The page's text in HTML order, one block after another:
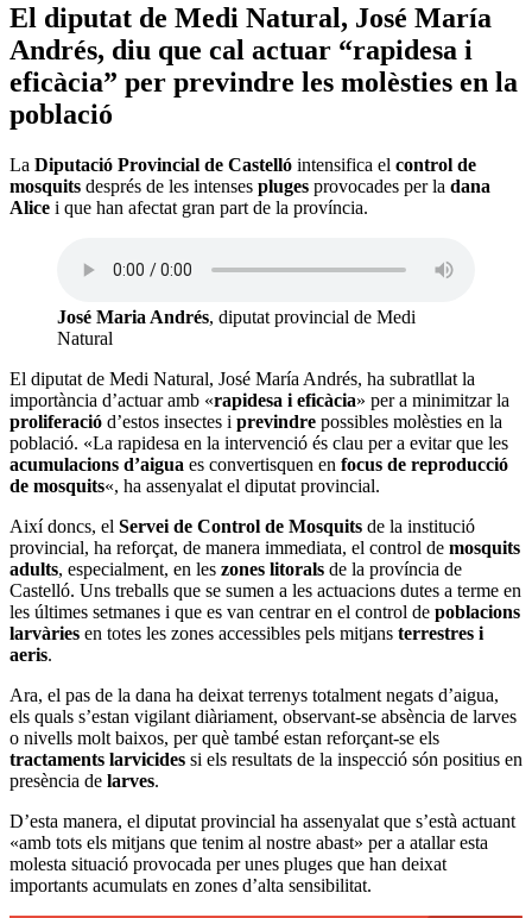
El diputat de Medi Natural, José María
Andrés, diu que cal actuar “rapidesa i
eficàcia” per previndre les molèsties en la
població
La Diputació Provincial de Castelló intensifica el control de
mosquits després de les intenses pluges provocades per la dana
Alice i que han afectat gran part de la província.
José Maria Andrés, diputat provincial de Medi
Natural
El diputat de Medi Natural, José María Andrés, ha subratllat la
importància d’actuar amb «rapidesa i eficàcia» per a minimitzar la
proliferació d’estos insectes i previndre possibles molèsties en la
població. «La rapidesa en la intervenció és clau per a evitar que les
acumulacions d’aigua es convertisquen en focus de reproducció
de mosquits«, ha assenyalat el diputat provincial.
Així doncs, el Servei de Control de Mosquits de la institució
provincial, ha reforçat, de manera immediata, el control de mosquits
adults, especialment, en les zones litorals de la província de
Castelló. Uns treballs que se sumen a les actuacions dutes a terme en
les últimes setmanes i que es van centrar en el control de poblacions
larvàries en totes les zones accessibles pels mitjans terrestres i
aeris.
Ara, el pas de la dana ha deixat terrenys totalment negats d’aigua,
els quals s’estan vigilant diàriament, observant-se absència de larves
o nivells molt baixos, per què també estan reforçant-se els
tractaments larvicides si els resultats de la inspecció són positius en
presència de larves.
D’esta manera, el diputat provincial ha assenyalat que s’està actuant
«amb tots els mitjans que tenim al nostre abast» per a atallar esta
molesta situació provocada per unes pluges que han deixat
importants acumulats en zones d’alta sensibilitat.